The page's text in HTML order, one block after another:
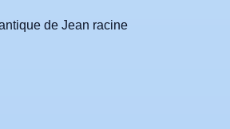
de Jean racine